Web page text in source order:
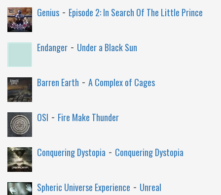
Genius - Episode 2: In Search Of The Little Prince
Endanger - Under a Black Sun
Barren Earth - A Complex of Cages
OSI - Fire Make Thunder
Conquering Dystopia - Conquering Dystopia
Spheric Universe Experience - Unreal